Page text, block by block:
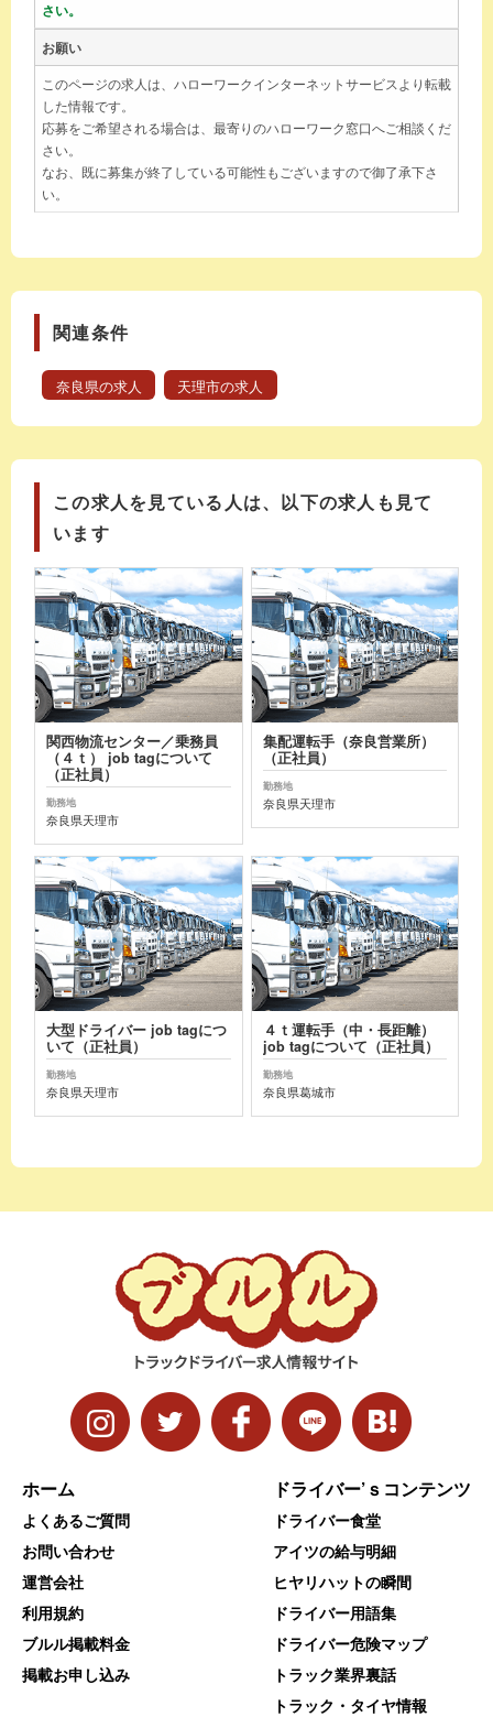
さい。
お願い
このページの求人は、ハローワークインターネットサービスより転載
した情報です。
応募をご希望される場合は、最寄りのハローワーク窓口へご相談くだ
さい。
なお、既に募集が終了している可能性もございますので御了承下さ
い。
関連条件
奈良県の求人 天理市の求人
この求人を見ている人は、以下の求人も見て
います
関西物流センター／乗務員
（４ｔ） job tagについて
（正社員）
勤務地
奈良県天理市
集配運転手（奈良営業所）
（正社員）
勤務地
奈良県天理市
大型ドライバー job tagにつ
いて（正社員）
勤務地
奈良県天理市
４ｔ運転手（中・長距離）
job tagについて（正社員）
勤務地
奈良県葛城市
ホーム
よくあるご質問
お問い合わせ
運営会社
利用規約
ブルル掲載料金
掲載お申し込み
ドライバー’ｓコンテンツ
ドライバー食堂
アイツの給与明細
ヒヤリハットの瞬間
ドライバー用語集
ドライバー危険マップ
トラック業界裏話
トラック・タイヤ情報